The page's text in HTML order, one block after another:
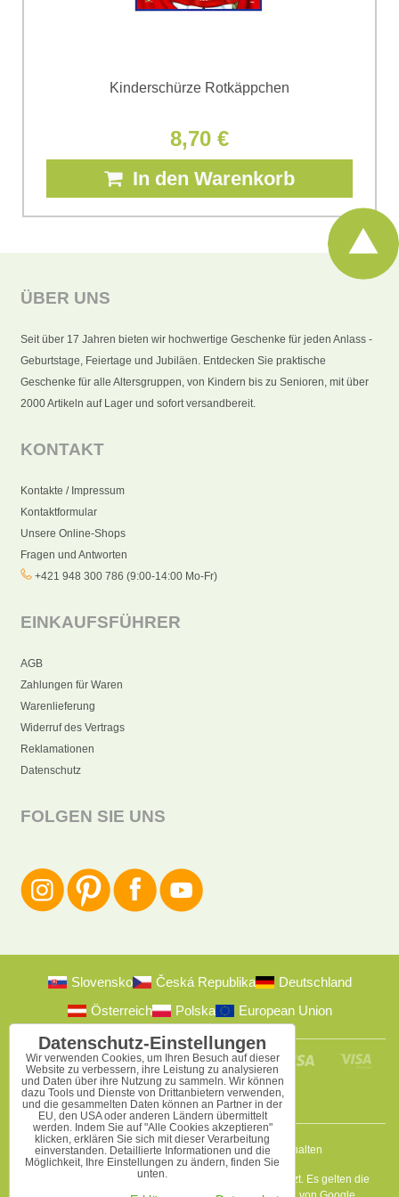
Kinderschürze Rotkäppchen
8,70 €
In den Warenkorb
ÜBER UNS
Seit über 17 Jahren bieten wir hochwertige Geschenke für jeden Anlass -
Geburtstage, Feiertage und Jubiläen. Entdecken Sie praktische
Geschenke für alle Altersgruppen, von Kindern bis zu Senioren, mit über
2000 Artikeln auf Lager und sofort versandbereit.
KONTAKT
Kontakte / Impressum
Kontaktformular
Unsere Online-Shops
Fragen und Antworten
+421 948 300 786 (9:00-14:00 Mo-Fr)
EINKAUFSFÜHRER
AGB
Zahlungen für Waren
Warenlieferung
Widerruf des Vertrags
Reklamationen
Datenschutz
FOLGEN SIE UNS
Slovensko Česká Republika
Deutschland
Österreich
Polska European Union
2009-2026 © Bomba s.r.o.Alle Rechte vorbehalten
Diese Seite ist durch reCAPTCHA und Google geschützt. Es gelten die
Datenschutz-Einstellungen
Wir verwenden Cookies, um Ihren Besuch auf dieser
Website zu verbessern, ihre Leistung zu analysieren
und Daten über ihre Nutzung zu sammeln. Wir können
dazu Tools und Dienste von Drittanbietern verwenden,
und die gesammelten Daten können an Partner in der
EU, den USA oder anderen Ländern übermittelt
werden. Indem Sie auf "Alle Cookies akzeptieren"
klicken, erklären Sie sich mit dieser Verarbeitung
einverstanden. Detaillierte Informationen und die
Möglichkeit, Ihre Einstellungen zu ändern, finden Sie
unten.